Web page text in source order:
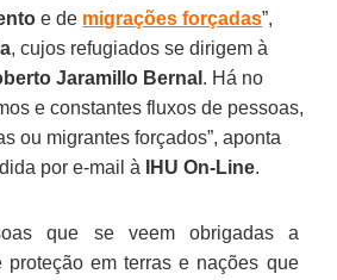
e de migrações forçadas”,
, cujos refugiados se dirigem à
Jaramillo Bernal . Há no
e constantes fluxos de pessoas,
ou migrantes forçados”, aponta
por e-mail à
IHU On-Line.
que se veem obrigadas a
proteção em terras e nações que